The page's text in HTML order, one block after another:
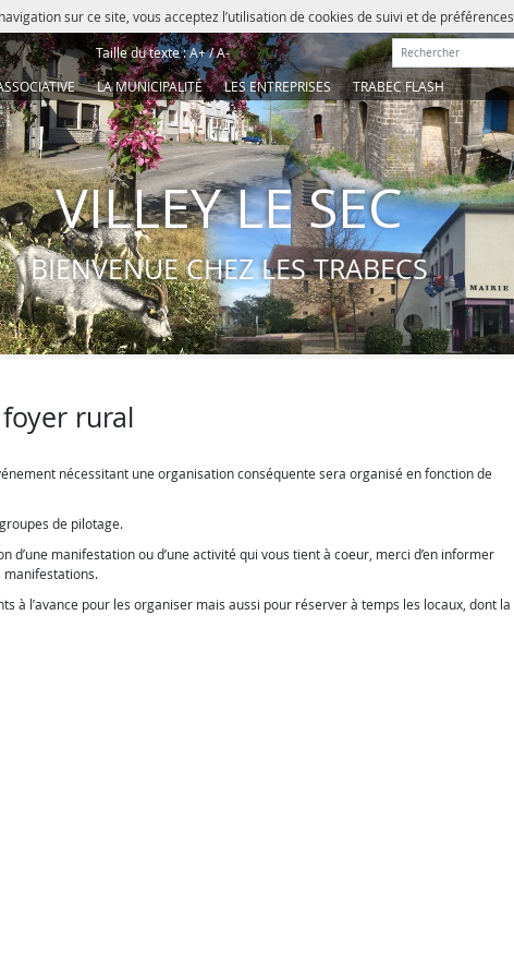
sur ce site, vous acceptez l’utilisation de cookies de suivi et de préférences
Taille du texte :A+/A- Rechercher :
LA MUNICIPALITÉ LES ENTREPRISES TRABEC FLASH
VILLEY LE SEC
BIENVENUE CHEZ LES TRABECS
rural
nécessitant une organisation conséquente sera organisé en fonction de
de pilotage.
d’une manifestation ou d’une activité qui vous tient à coeur, merci d’en informer
manifestations.
à l’avance pour les organiser mais aussi pour réserver à temps les locaux, dont la